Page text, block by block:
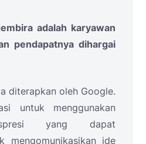
adalah karyawan
pendapatnya dihargai
diterapkan oleh Google.
untuk menggunakan
yang dapat
mengomunikasikan ide